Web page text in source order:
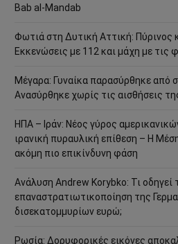
Bab al-Mandab
Φωτιά στη Δυτική Αττική: Πύρινος
Εκκενώσεις με 112 και μάχη με τις
Μέγαρα: Γυναίκα παρασύρθηκε από
Ανασύρθηκε χωρίς τις αισθήσεις
ΗΠΑ – Ιράν: Νέος γύρος
ιρανική πυραυλική επίθεση – Η
ακόμη πιο επικίνδυνη φάση
Ανάλυση Andrew Korybko: Τι οδηγεί
επαναστρατιωτικοποίηση της
δισεκατομμυρίων ευρώ;
Ρωσία: Δορυφορικές εικόνες